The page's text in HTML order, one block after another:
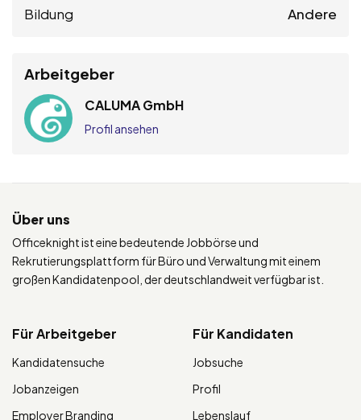
Bildung Andere
Arbeitgeber
CALUMA GmbH
Profil ansehen
Über uns
Officeknight ist eine bedeutende Jobbörse und
Rekrutierungsplattform für Büro und Verwaltung mit einem
großen Kandidatenpool, der deutschlandweit verfügbar ist.
Für Arbeitgeber
Kandidatensuche
Jobanzeigen
Employer Branding
Für Kandidaten
Jobsuche
Profil
Lebenslauf